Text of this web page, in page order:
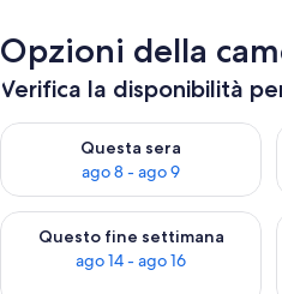
Opzioni della
Verifica la disponibilità
Questa sera
ago 8 - ago 9
Verifica la disponibilità per
Questo fine settimana
ago 14 - ago 16
Verifica la disponibilità per